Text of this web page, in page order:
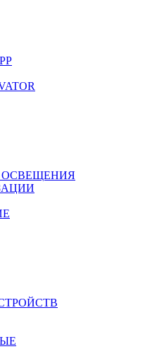
ОСВЕЩЕНИЯ